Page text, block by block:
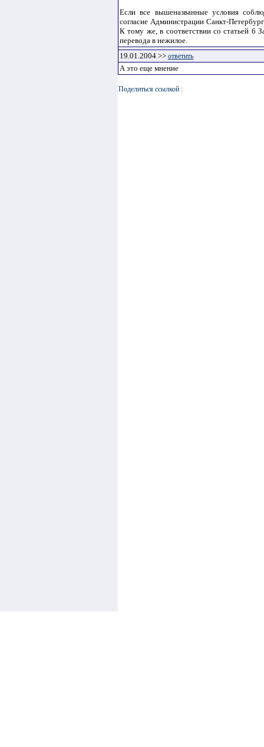
Если все вышеназванные условия
согласие Администрации Санкт-
К тому же, в соответствии со статьей 6
перевода в нежилое.
19.01.2004 >> ответить
А это еще мнение
Поделиться ссылкой :